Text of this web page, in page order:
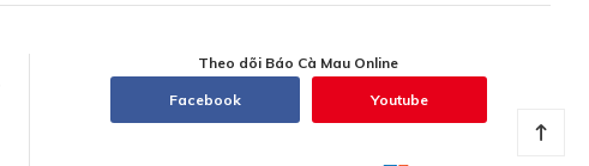
Theo dõi Báo Cà Mau Online
Facebook Youtube